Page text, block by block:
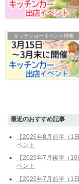
キッチンカーイベント情報
最近のおすすめ記事
【2026年8月前半（1
ベント
【2026年7月後半（
ベント
【2026年7月前半（1